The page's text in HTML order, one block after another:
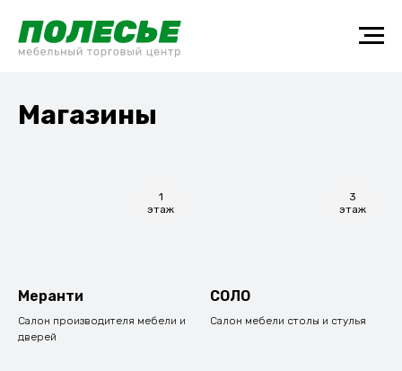
Магазины
1
этаж
Меранти
Салон производителя мебели и
дверей
3
этаж
СОЛО
Cалон мебели столы и стулья